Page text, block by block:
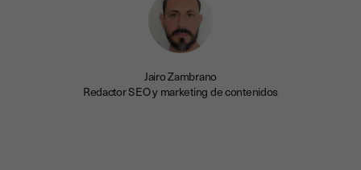
Jairo Zambrano
Redactor SEO y marketing de contenidos